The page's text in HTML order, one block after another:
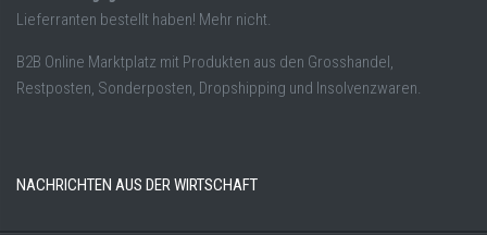
Lieferranten bestellt haben! Mehr nicht.
B2B Online Marktplatz mit Produkten aus den Grosshandel,
Restposten, Sonderposten, Dropshipping und Insolvenzwaren.
NACHRICHTEN AUS DER WIRTSCHAFT